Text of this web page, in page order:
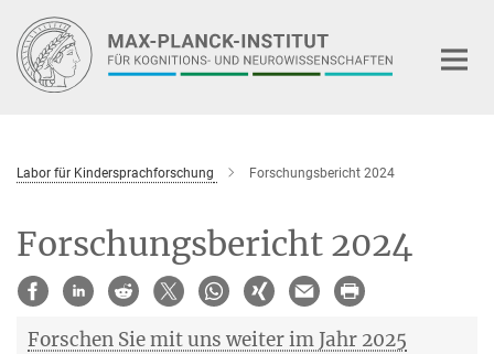
Hauptinhalt
Labor für Kindersprachforschung Forschungsbericht 2024
Forschungsbericht 2024
Forschen Sie mit uns weiter im Jahr 2025